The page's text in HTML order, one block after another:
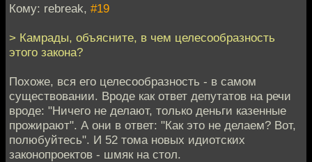
Кому: rebreak, #19
> Камрады, объясните, в чем целесообразность
этого закона?
Похоже, вся его целесообразность - в самом
существовании. Вроде как ответ депутатов на речи
вроде: "Ничего не делают, только деньги казенные
прожирают". А они в ответ: "Как это не делаем? Вот,
полюбуйтесь". И 52 тома новых идиотских
законопроектов - шмяк на стол.